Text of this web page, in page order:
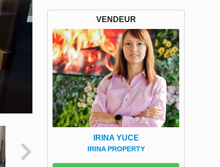
VENDEUR
IRINA YUCE
IRINA PROPERTY